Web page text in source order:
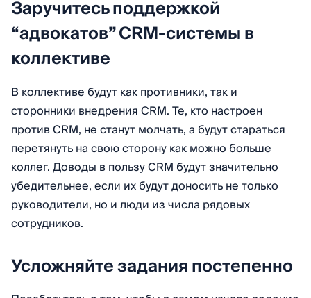
Заручитесь поддержкой
“адвокатов” CRM-системы в
коллективе
В коллективе будут как противники, так и
сторонники внедрения CRM. Те, кто настроен
против CRM, не станут молчать, а будут стараться
перетянуть на свою сторону как можно больше
коллег. Доводы в пользу CRM будут значительно
убедительнее, если их будут доносить не только
руководители, но и люди из числа рядовых
сотрудников.
Усложняйте задания постепенно